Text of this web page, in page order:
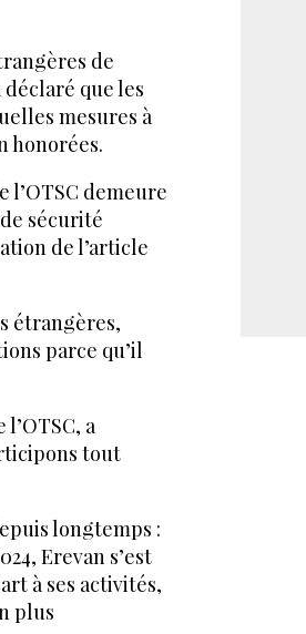
de
que les
mesures à
honorées.
l’OTSC demeure
sécurité
de l’article
étrangères,
parce qu’il
a
tout
longtemps :
Erevan s’est
à ses activités,
plus